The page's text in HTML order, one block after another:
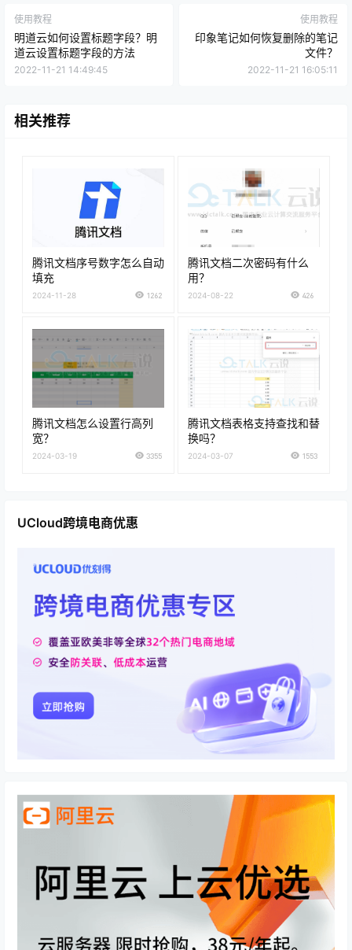
使用教程
明道云如何设置标题字段？明
道云设置标题字段的方法
2022-11-21 14:49:45
使用教程
印象笔记如何恢复删除的笔记
文件？
2022-11-21 16:05:11
相关推荐
腾讯文档序号数字怎么自动
填充
2024-11-28 1262
腾讯文档二次密码有什么
用？
2024-08-22 426
腾讯文档怎么设置行高列
宽？
2024-03-19 3355
腾讯文档表格支持查找和替
换吗？
2024-03-07 1553
UCloud跨境电商优惠